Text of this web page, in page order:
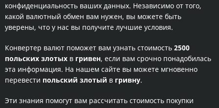
конфиденциальность ваших данных. Независимо от того,
какой валютный обмен вам нужен, вы можете быть
уверены, что у нас вы получите лучшие условия.
Конвертер валют поможет вам узнать стоимость 2500
польских злотых в гривен, если вам срочно понадобилась
эта информация. На нашем сайте вы можете мгновенно
перевести польский злотый в гривну.
Эти знания помогут вам рассчитать стоимость покупки